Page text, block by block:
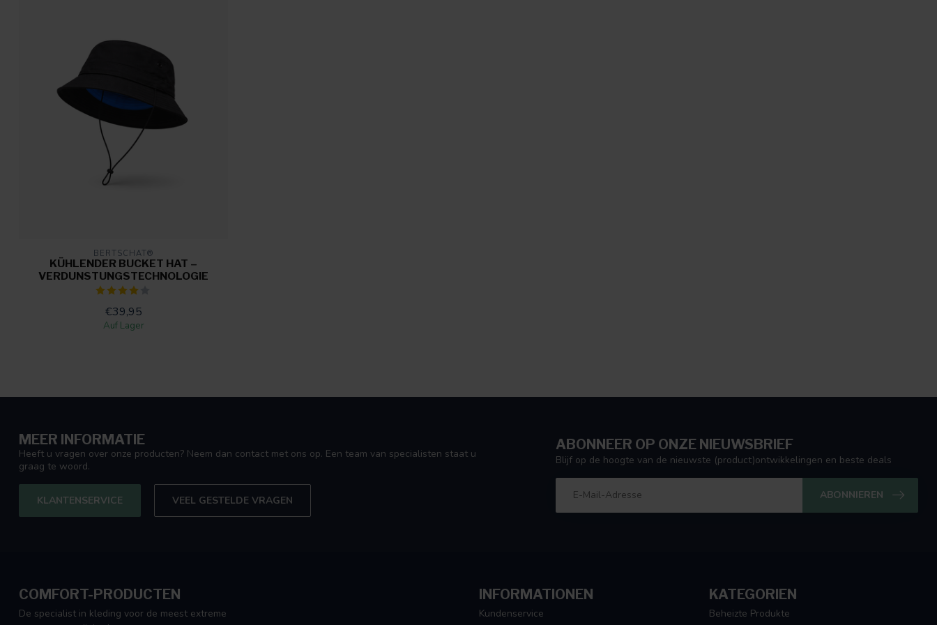
BERTSCHAT®
KÜHLENDER BUCKET HAT –
VERDUNSTUNGSTECHNOLOGIE
€39,95
Auf Lager
MEER INFORMATIE
Heeft u vragen over onze producten? Neem dan contact met ons op. Een team van specialisten staat u
graag te woord.
KLANTENSERVICE VEEL GESTELDE VRAGEN
ABONNEER OP ONZE NIEUWSBRIEF
Blijf op de hoogte van de nieuwste (product)ontwikkelingen en beste deals
ABONNIEREN
COMFORT-PRODUCTEN
De specialist in kleding voor de meest extreme
INFORMATIONEN
Kundenservice
KATEGORIEN
Beheizte Produkte